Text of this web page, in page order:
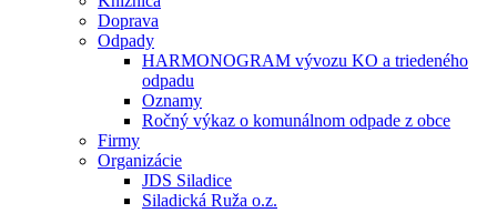
Doprava
Odpady
HARMONOGRAM vývozu KO a triedeného
odpadu
Oznamy
Ročný výkaz o komunálnom odpade z obce
Firmy
Organizácie
JDS Siladice
Siladická Ruža o.z.